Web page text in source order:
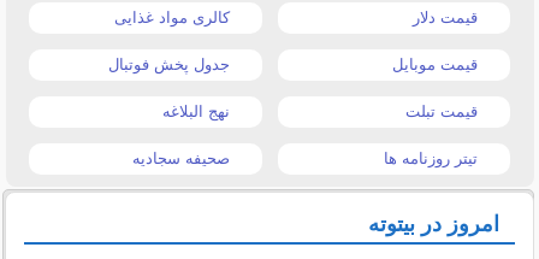
قیمت دلار کالری مواد غذایی
قیمت موبایل جدول پخش فوتبال
قیمت تبلت نهج البلاغه
تیتر روزنامه ها صحیفه سجادیه
امروز در بیتوته